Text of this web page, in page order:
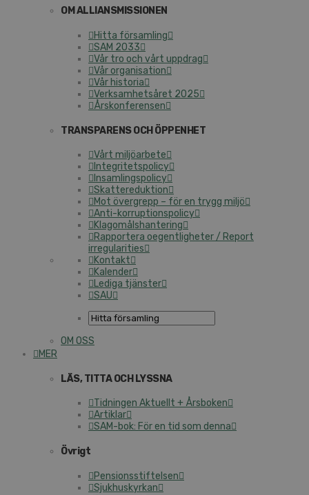
OM ALLIANSMISSIONEN
Hitta församling
SAM 2033
Vår tro och vårt uppdrag
Vår organisation
Vår historia
Verksamhetsåret 2025
Årskonferensen
TRANSPARENS OCH ÖPPENHET
Vårt miljöarbete
Integritetspolicy
Insamlingspolicy
Skattereduktion
Mot övergrepp – för en trygg miljö
Anti-korruptionspolicy
Klagomålshantering
Rapportera oegentligheter / Report
irregularities
Kontakt
Kalender
Lediga tjänster
SAU
OM OSS
MER
LÄS, TITTA OCH LYSSNA
Tidningen Aktuellt + Årsboken
Artiklar
SAM-bok: För en tid som denna
Övrigt
Pensionsstiftelsen
Sjukhuskyrkan